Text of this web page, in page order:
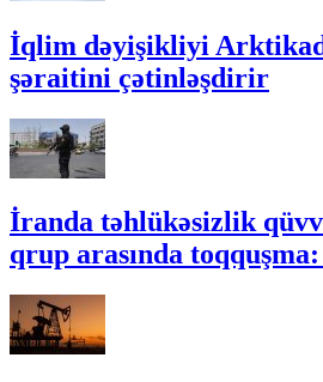
İqlim dəyişikliyi
şəraitini çətinləşdirir
İranda təhlükəsizlik
qrup arasında toqquşma: